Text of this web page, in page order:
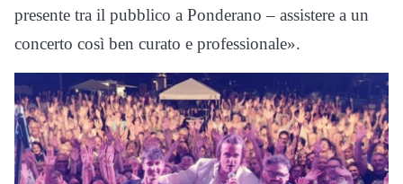
presente tra il pubblico a Ponderano – assistere a un
concerto così ben curato e professionale».